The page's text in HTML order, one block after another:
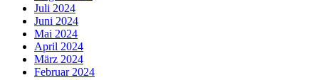
Juli 2024
Juni 2024
Mai 2024
April 2024
März 2024
Februar 2024